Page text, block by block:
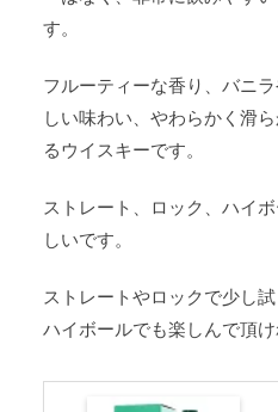
す。
フルーティーな香り、バニ
しい味わい、やわらかく滑
るウイスキーです。
ストレート、ロック、ハイ
しいです。
ストレートやロックで少し
ハイボールでも楽しんで頂け